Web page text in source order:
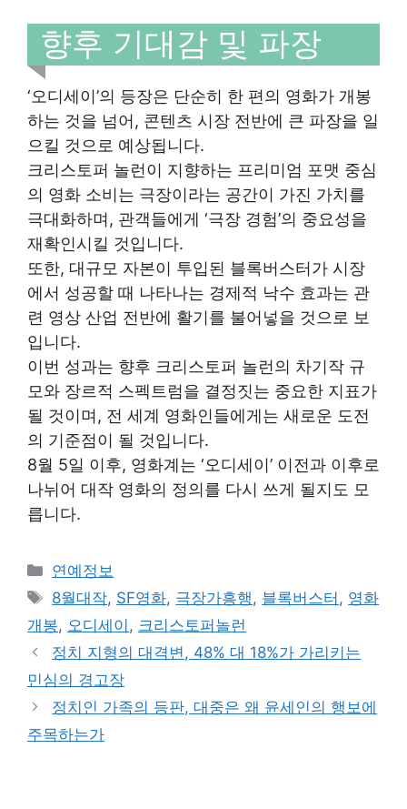
향후 기대감 및 파장
‘오디세이’의 등장은 단순히 한 편의 영화가 개봉
하는 것을 넘어, 콘텐츠 시장 전반에 큰 파장을 일
으킬 것으로 예상됩니다.
크리스토퍼 놀런이 지향하는 프리미엄 포맷 중심
의 영화 소비는 극장이라는 공간이 가진 가치를
극대화하며, 관객들에게 ‘극장 경험’의 중요성을
재확인시킬 것입니다.
또한, 대규모 자본이 투입된 블록버스터가 시장
에서 성공할 때 나타나는 경제적 낙수 효과는 관
련 영상 산업 전반에 활기를 불어넣을 것으로 보
입니다.
이번 성과는 향후 크리스토퍼 놀런의 차기작 규
모와 장르적 스펙트럼을 결정짓는 중요한 지표가
될 것이며, 전 세계 영화인들에게는 새로운 도전
의 기준점이 될 것입니다.
8월 5일 이후, 영화계는 ‘오디세이’ 이전과 이후로
나뉘어 대작 영화의 정의를 다시 쓰게 될지도 모
릅니다.
Categories
연예정보
Tags
8월대작, SF영화, 극장가흥행 , 블록버스터 , 영화
개봉, 오디세이 , 크리스토퍼놀런
정치 지형의 대격변, 48% 대 18%가 가리키는
민심의 경고장
정치인 가족의 등판, 대중은 왜 윤세인의 행보에
주목하는가